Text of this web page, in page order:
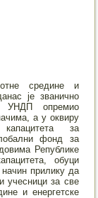
средине и
је званично
опремио
а у оквиру
за
фонд за
Републике
обуци
начин прилику да
учесници за све
и енергетске